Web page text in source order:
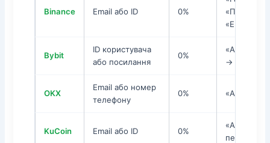
Binance Email або ID 0%
«Email/ID»
Bybit
ID користувача
або посилання
0%
«Активи»
→
OKX
Email або номер
телефону
0% «Активи»
KuCoin Email або ID 0%
«Активи»
переказ»